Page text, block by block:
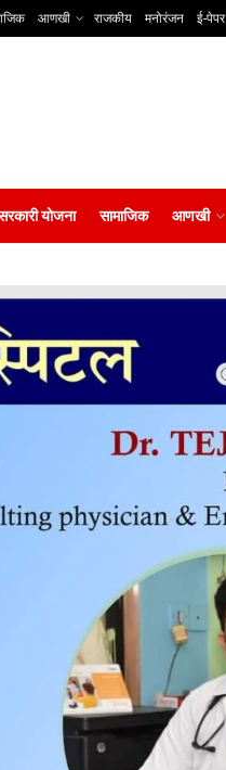
आणखी राजकीय मनोरंजन ई-पेपर
योजना सामाजिक आणखी